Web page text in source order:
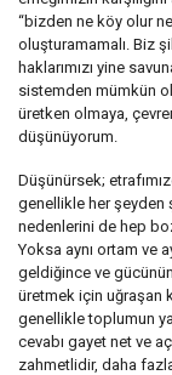
“bizden ne köy olur
oluşturamamalı. Biz
haklarımızı yine
sistemden mümkün
üretken olmaya,
düşünüyorum.
Düşünürsek;
genellikle her şeyden
nedenlerini de hep
Yoksa aynı ortam ve
geldiğince ve
üretmek için uğraşan
genellikle toplumun
cevabı gayet net ve
zahmetlidir, daha